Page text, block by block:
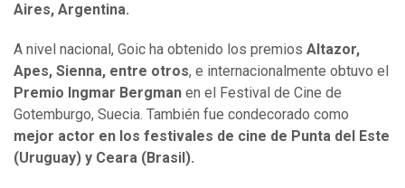
Aires, Argentina.
A nivel nacional, Goic ha obtenido los premios Altazor,
Apes, Sienna, entre otros, e internacionalmente obtuvo el
Premio Ingmar Bergman en el Festival de Cine de
Gotemburgo, Suecia. También fue condecorado como
mejor actor en los festivales de cine de Punta del Este
(Uruguay) y Ceara (Brasil).